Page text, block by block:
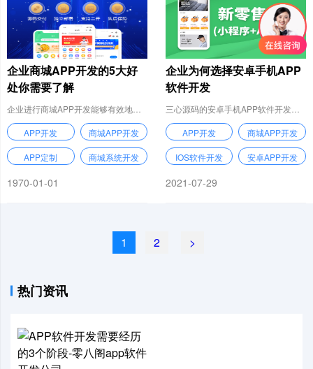
企业商城APP开发的5大好
处你需要了解
APP开发
商城APP开发
APP定制 商城系统开发
1970-01-01
企业为何选择安卓手机APP
软件开发
三心源码的安卓手机APP软件开发人员都有着5年以上的Java开发经验，可以完结任
APP开发
商城APP开发
IOS软件开发 安卓APP开发
2021-07-29
1 2 >
热门资讯